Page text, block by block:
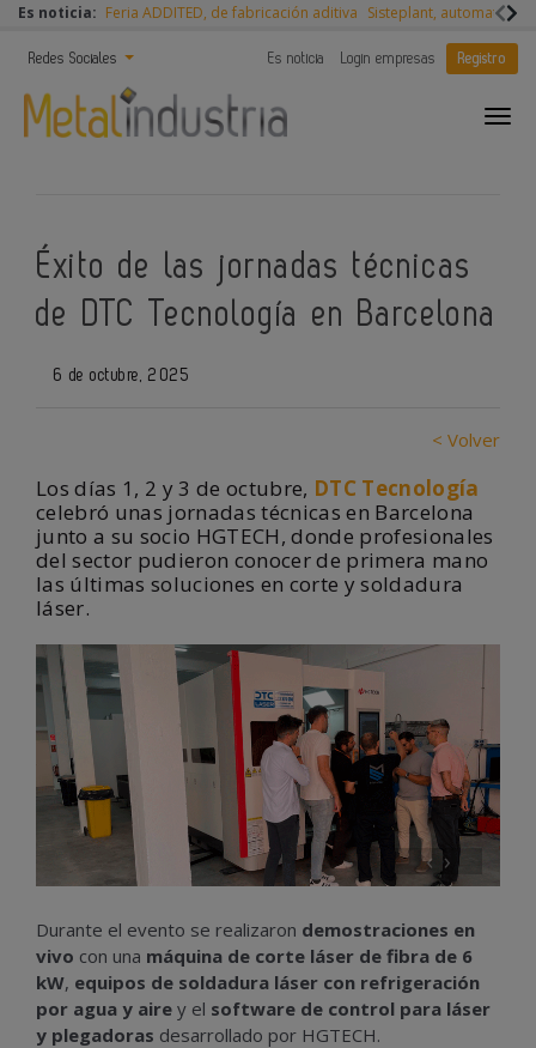
Es noticia: Feria ADDITED, de fabricación aditiva Sisteplant,
Redes Sociales Es noticia Login empresas Registro
Éxito de las jornadas técnicas
de DTC Tecnología en Barcelona
6 de octubre, 2025
< Volver
Los días 1, 2 y 3 de octubre, DTC Tecnología
celebró unas jornadas técnicas en Barcelona
junto a su socio HGTECH, donde profesionales
del sector pudieron conocer de primera mano
las últimas soluciones en corte y soldadura
láser.
‹ ›
Durante el evento se realizaron demostraciones en
vivo con una máquina de corte láser de fibra de 6
kW, equipos de soldadura láser con refrigeración
por agua y aire y el software de control para láser
y plegadoras desarrollado por HGTECH.